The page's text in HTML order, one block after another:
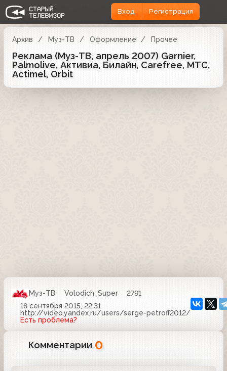
Вход Регистрация
Архив Муз-ТВ Оформление Прочее
Реклама (Муз-ТВ, апрель 2007) Garnier,
Palmolive, Активиа, Билайн, Carefree, МТС,
Actimel, Orbit
Муз-ТВ Volodich_Super
2791
18 сентября 2015, 22:31
http://video.yandex.ru/users/serge-petroff2012/
Есть проблема?
Комментарии 0